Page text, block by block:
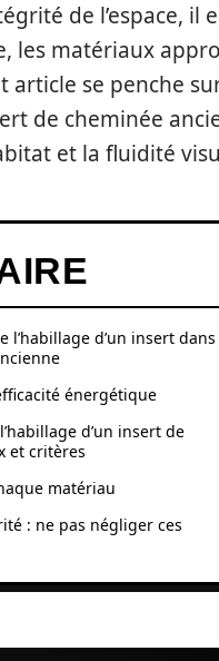
de l’espace, il
les matériaux
article se penche
de cheminée
et la fluidité
l’habillage d’un insert dans
énergétique
d’un insert de
et critères
matériau
: ne pas négliger ces